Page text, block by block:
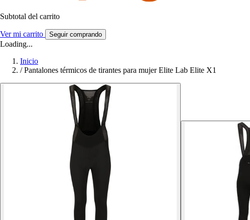
Subtotal del carrito
Ver mi carrito Seguir comprando
Loading...
Inicio
/ Pantalones térmicos de tirantes para mujer Elite Lab Elite X1